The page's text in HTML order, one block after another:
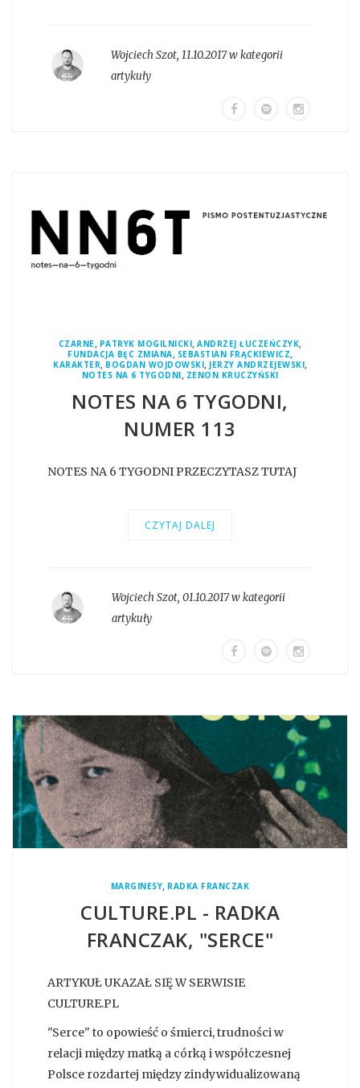
Wojciech Szot,11.10.2017 w kategorii
artykuły
CZARNE, PATRYK MOGILNICKI,ANDRZEJ ŁUCZEŃCZYK,
FUNDACJA BĘC ZMIANA, SEBASTIAN FRĄCKIEWICZ,
KARAKTER, BOGDAN WOJDOWSKI, JERZY ANDRZEJEWSKI,
NOTES NA 6 TYGODNI, ZENON KRUCZYŃSKI
NOTES NA 6 TYGODNI,
NUMER 113
NOTES NA 6 TYGODNI PRZECZYTASZ TUTAJ
CZYTAJ DALEJ
Wojciech Szot, 01.10.2017 w kategorii
artykuły
MARGINESY, RADKA FRANCZAK
CULTURE.PL - RADKA
FRANCZAK, "SERCE"
ARTYKUŁ UKAZAŁ SIĘ W SERWISIE
CULTURE.PL
"Serce" to opowieść o śmierci, trudności w
relacji między matką a córką i współczesnej
Polsce rozdartej między zindywidualizowaną